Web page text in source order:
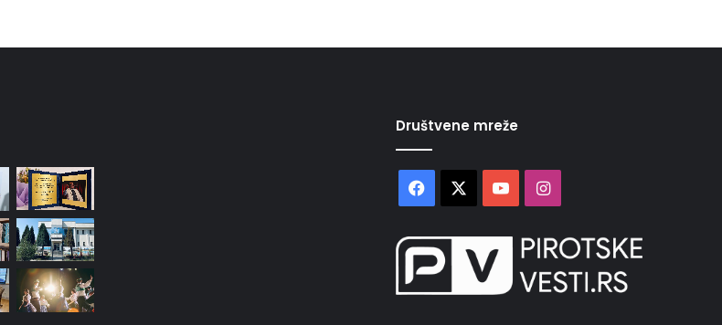
Meksička tekstilna umetnost u
Bajramović“
Zbog kiše otkazano večerašnje
otvaranje Međunarodnog
folklornog festivala
„Knjiga na kućnom pragu“:
Biblioteka misli i na starije i slabije
Društvene mreže
Facebook YouTubeInstagram